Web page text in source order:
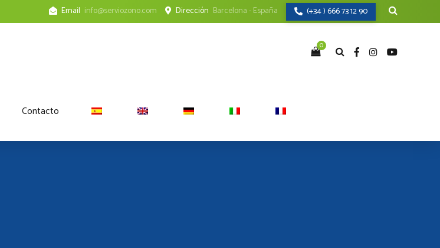
Email info@serviozono.com Dirección Barcelona - España (+34 ) 666 73 12 90
0
Contacto